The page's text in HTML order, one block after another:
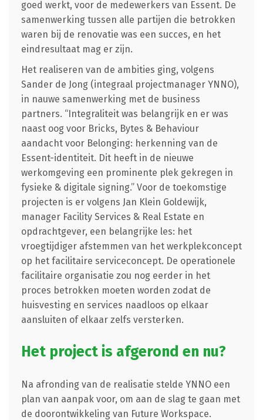
goed werkt, voor de medewerkers van Essent. De
samenwerking tussen alle partijen die betrokken
waren bij de renovatie was een succes, en het
eindresultaat mag er zijn.
Het realiseren van de ambities ging, volgens
Sander de Jong (integraal projectmanager YNNO),
in nauwe samenwerking met de business
partners. “Integraliteit was belangrijk en er was
naast oog voor Bricks, Bytes & Behaviour
aandacht voor Belonging: herkenning van de
Essent-identiteit. Dit heeft in de nieuwe
werkomgeving een prominente plek gekregen in
fysieke & digitale signing.” Voor de toekomstige
projecten is er volgens Jan Klein Goldewijk,
manager Facility Services & Real Estate en
opdrachtgever, een belangrijke les: het
vroegtijdiger afstemmen van het werkplekconcept
op het facilitaire serviceconcept. De operationele
facilitaire organisatie zou nog eerder in het
proces betrokken moeten worden zodat de
huisvesting en services naadloos op elkaar
aansluiten of elkaar zelfs versterken.
Het project is afgerond en nu?
Na afronding van de realisatie stelde YNNO een
plan van aanpak voor, om aan de slag te gaan met
de doorontwikkeling van Future Workspace.